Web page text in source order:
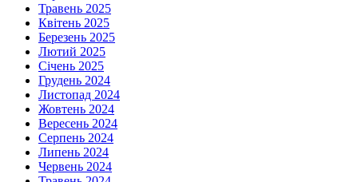
Травень 2025
Квітень 2025
Березень 2025
Лютий 2025
Січень 2025
Грудень 2024
Листопад 2024
Жовтень 2024
Вересень 2024
Серпень 2024
Липень 2024
Червень 2024